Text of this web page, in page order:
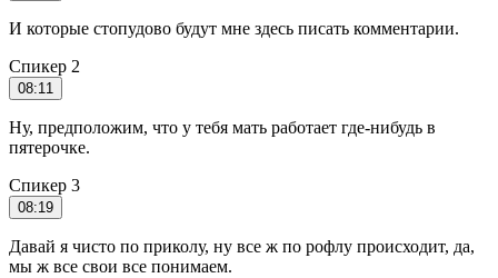
И которые стопудово будут мне здесь писать комментарии.
Спикер 2
08:11
Ну, предположим, что у тебя мать работает где-нибудь в
пятерочке.
Спикер 3
08:19
Давай я чисто по приколу, ну все ж по рофлу происходит, да,
мы ж все свои все понимаем.